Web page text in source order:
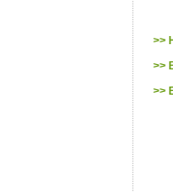
>>
>>
>>